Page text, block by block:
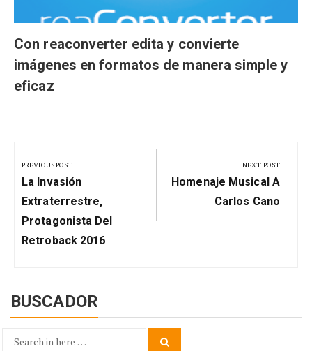
Con reaconverter edita y convierte
imágenes en formatos de manera simple y
eficaz
de
entradas
PREVIOUS POST
Previous
Post:
La Invasión
Extraterrestre,
Protagonista Del
Retroback 2016
NEXT POST
Next
Homenaje Musical A
Carlos Cano
BUSCADOR
Search